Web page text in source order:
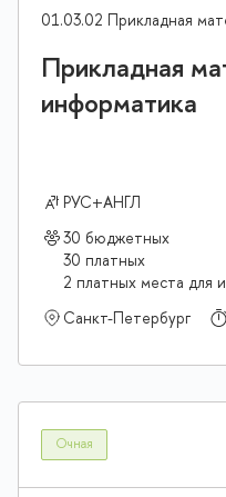
01.03.02 Прикладная
Прикладная
информатика
РУС+АНГЛ
30 бюджетных
30 платных
2 платных места для
Санкт-Петербург
Очная